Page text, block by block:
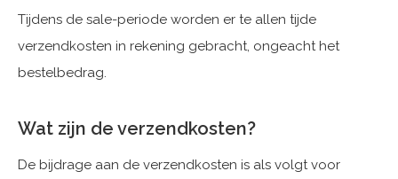
Tijdens de sale-periode worden er te allen tijde
verzendkosten in rekening gebracht, ongeacht het
bestelbedrag.
Wat zijn de verzendkosten?
De bijdrage aan de verzendkosten is als volgt voor